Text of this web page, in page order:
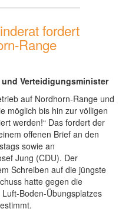
fordert
Range
Verteidigungsminister
auf Nordhorn-Range und
möglich bis hin zur völligen
werden!“ Das fordert der
offenen Brief an den
sowie an
Jung (CDU). Der
Schreiben auf die jüngste
hatte gegen die
Boden-Übungsplatzes